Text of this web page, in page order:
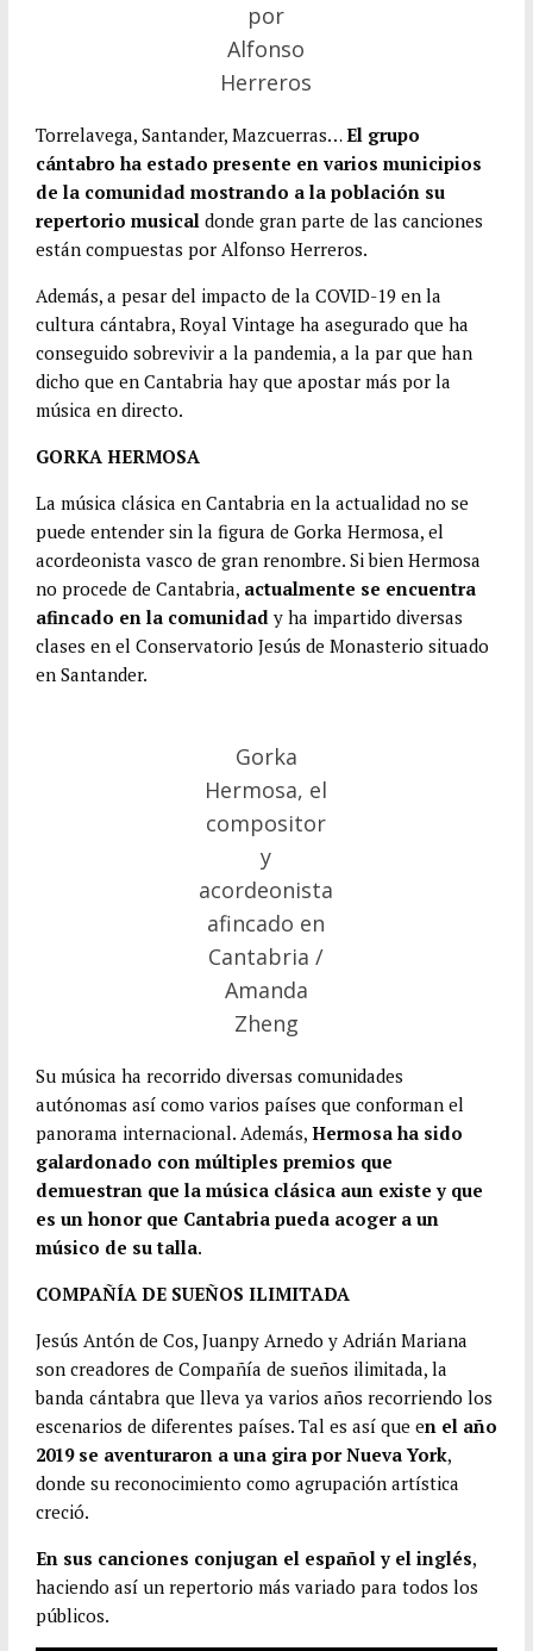
por
Alfonso
Herreros
Torrelavega, Santander, Mazcuerras…El grupo
cántabro ha estado presente en varios municipios
de la comunidad mostrando a la población su
repertorio musical donde gran parte de las canciones
están compuestas por Alfonso Herreros.
Además, a pesar del impacto de la COVID-19 en la
cultura cántabra, Royal Vintage ha asegurado que ha
conseguido sobrevivir a la pandemia, a la par que han
dicho que en Cantabria hay que apostar más por la
música en directo.
GORKA HERMOSA
La música clásica en Cantabria en la actualidad no se
puede entender sin la figura de Gorka Hermosa, el
acordeonista vasco de gran renombre. Si bien Hermosa
no procede de Cantabria, actualmente se encuentra
afincado en la comunidad y ha impartido diversas
clases en el Conservatorio Jesús de Monasterio situado
en Santander.
Gorka
Hermosa, el
compositor
y
acordeonista
afincado en
Cantabria /
Amanda
Zheng
Su música ha recorrido diversas comunidades
autónomas así como varios países que conforman el
panorama internacional. Además, Hermosa ha sido
galardonado con múltiples premios que
demuestran que la música clásica aun existe y que
es un honor que Cantabria pueda acoger a un
músico de su talla.
COMPAÑÍA DE SUEÑOS ILIMITADA
Jesús Antón de Cos, Juanpy Arnedo y Adrián Mariana
son creadores de Compañía de sueños ilimitada, la
banda cántabra que lleva ya varios años recorriendo los
escenarios de diferentes países. Tal es así que en el año
2019 se aventuraron a una gira por Nueva York,
donde su reconocimiento como agrupación artística
creció.
En sus canciones conjugan el español y el inglés,
haciendo así un repertorio más variado para todos los
públicos.